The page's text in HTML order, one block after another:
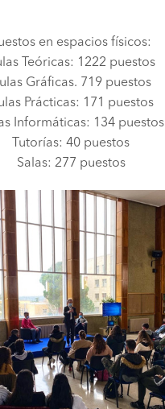
en espacios físicos:
Teóricas: 1222 puestos
Gráficas. 719 puestos
Prácticas: 171 puestos
Informáticas: 134 puestos
Tutorías: 40 puestos
Salas: 277 puestos